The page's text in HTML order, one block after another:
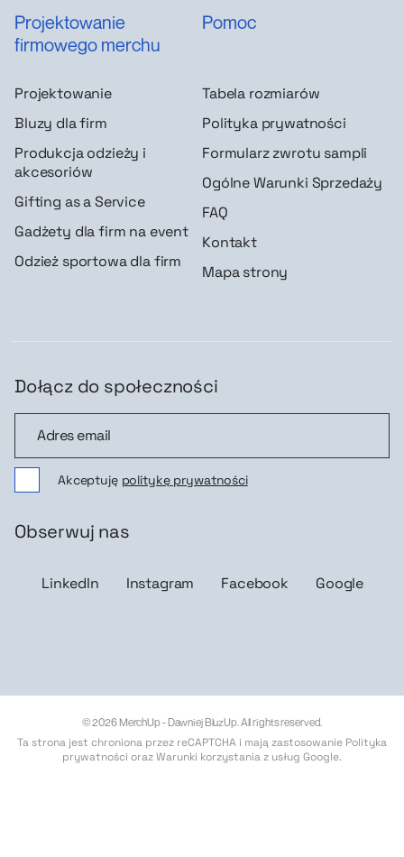
Projektowanie
firmowego merchu
Projektowanie
Bluzy dla firm
Produkcja odzieży i
akcesoriów
Gifting as a Service
Gadżety dla firm na event
Odzież sportowa dla firm
Pomoc
Tabela rozmiarów
Polityka prywatności
Formularz zwrotu sampli
Ogólne Warunki Sprzedaży
FAQ
Kontakt
Mapa strony
Dołącz do społeczności
Akceptuję politykę prywatności
Obserwuj nas
LinkedIn Instagram Facebook Google
© 2026 MerchUp - Dawniej BluzUp. All rights reserved.
Ta strona jest chroniona przez reCAPTCHA i mają zastosowanie Polityka
prywatności orazWarunki korzystania z usług Google.